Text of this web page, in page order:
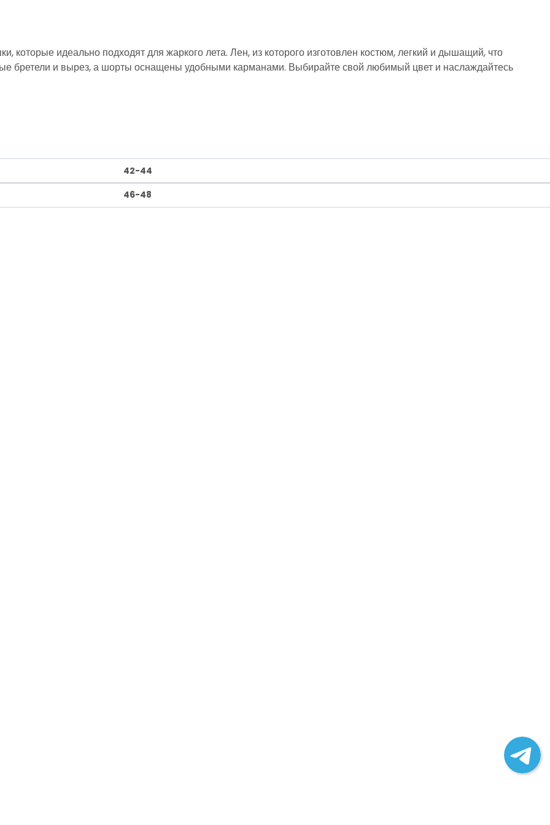
которые идеально подходят для жаркого лета. Лен, из которого изготовлен костюм, легкий и дышащий, что
бретели и вырез, а шорты оснащены удобными карманами. Выбирайте свой любимый цвет и наслаждайтесь
42-44
46-48